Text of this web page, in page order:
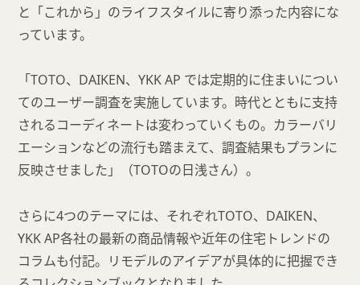
と「これから」のライフスタイルに寄り添った内容にな
っています。
「TOTO、DAIKEN、YKK AP では定期的に住まいについ
てのユーザー調査を実施しています。時代とともに支持
されるコーディネートは変わっていくもの。カラーバリ
エーションなどの流行も踏まえて、調査結果もプランに
反映させました」（TOTOの日浅さん）。
さらに4つのテーマには、それぞれTOTO、DAIKEN、
YKK AP各社の最新の商品情報や近年の住宅トレンドの
コラムも付記。リモデルのアイデアが具体的に把握でき